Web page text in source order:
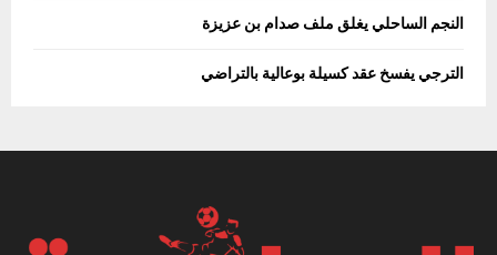
النجم الساحلي يغلق ملف صدام بن عزيزة
الترجي يفسخ عقد كسيلة بوعالية بالتراضي